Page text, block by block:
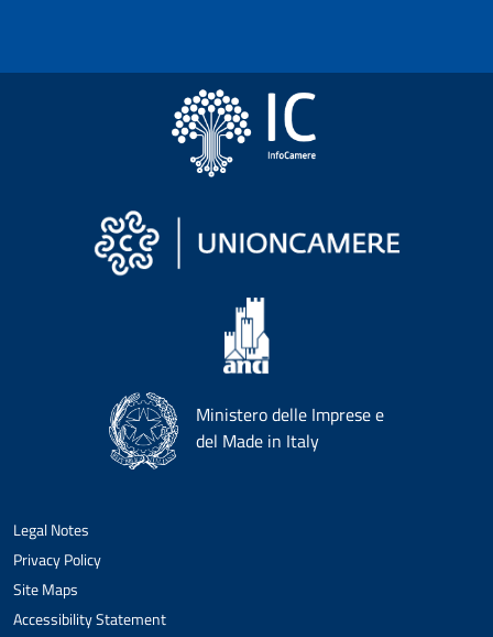
Ministero delle Imprese e
del Made in Italy
Legal Notes
Privacy Policy
Site Maps
Accessibility Statement